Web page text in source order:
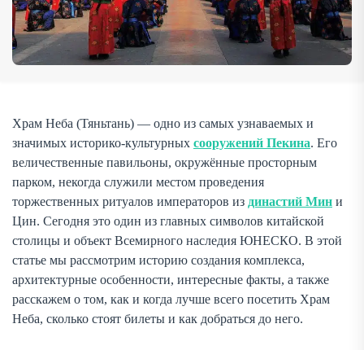
Храм Неба (Тяньтань) — одно из самых узнаваемых и
значимых историко-культурных сооружений Пекина. Его
величественные павильоны, окружённые просторным
парком, некогда служили местом проведения
торжественных ритуалов императоров из династий Мин и
Цин. Сегодня это один из главных символов китайской
столицы и объект Всемирного наследия ЮНЕСКО. В этой
статье мы рассмотрим историю создания комплекса,
архитектурные особенности, интересные факты, а также
расскажем о том, как и когда лучше всего посетить Храм
Неба, сколько стоят билеты и как добраться до него.